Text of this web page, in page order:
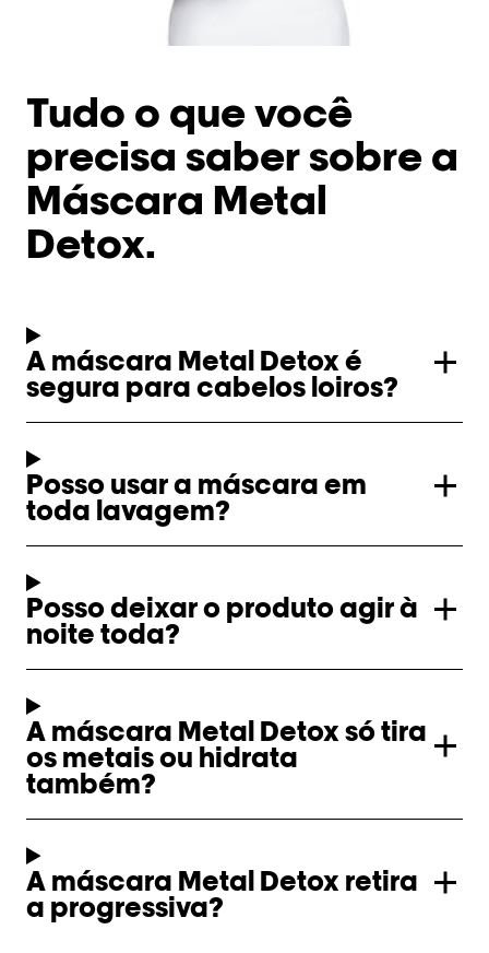
Tudo o que você
precisa saber sobre a
Máscara Metal
Detox.​
A máscara Metal Detox é
segura para cabelos loiros?​
Posso usar a máscara em
toda lavagem?​
Posso deixar o produto agir à
noite toda?​
A máscara Metal Detox só tira
os metais ou hidrata
também?​
A máscara Metal Detox retira
a progressiva?​